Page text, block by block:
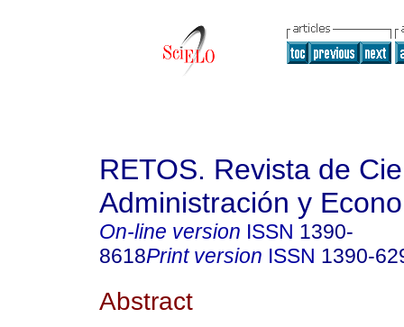
RETOS. Revista de
Administración y
On-line version ISSN 1390-
8618Print version ISSN 1390-
Abstract